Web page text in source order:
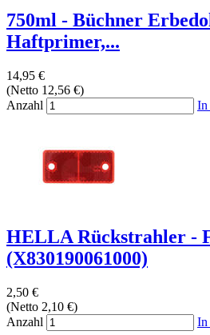
750ml - Büchner
Haftprimer,...
14,95 €
(Netto 12,56 €)
Anzahl
In
HELLA Rückstrahler -
(X830190061000)
2,50 €
(Netto 2,10 €)
Anzahl
In